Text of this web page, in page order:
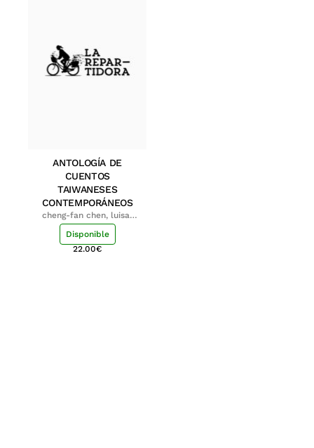
ANTOLOGÍA DE
CUENTOS
TAIWANESES
CONTEMPORÁNEOS
cheng-fan chen, luisa;
shu-ying chang, luisa
Disponible
22.00€